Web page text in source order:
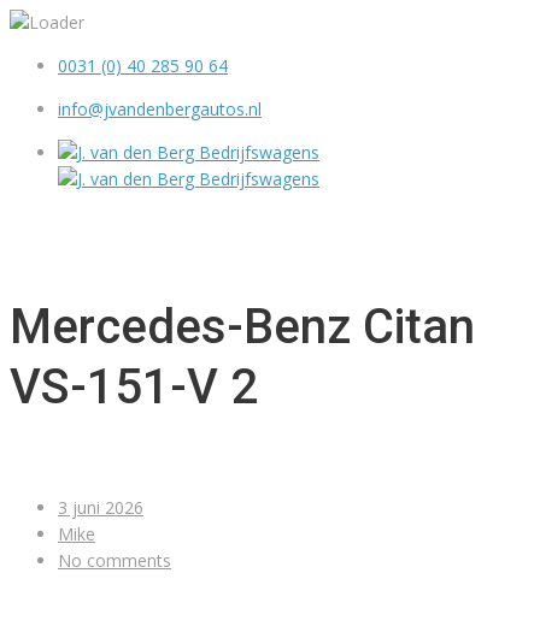
0031 (0) 40 285 90 64
info@jvandenbergautos.nl
Mercedes-Benz Citan
VS-151-V 2
3 juni 2026
Mike
No comments